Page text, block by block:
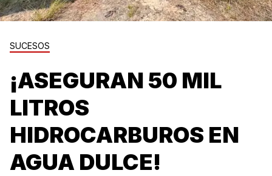
SUCESOS
¡ASEGURAN 50 MIL
LITROS
HIDROCARBUROS EN
AGUA DULCE!